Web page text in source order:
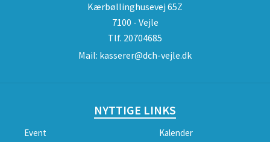
Kærbøllinghusevej 65Z
7100 - Vejle
Tlf. 20704685
Mail: kasserer@dch-vejle.dk
NYTTIGE LINKS
Event
Kalender